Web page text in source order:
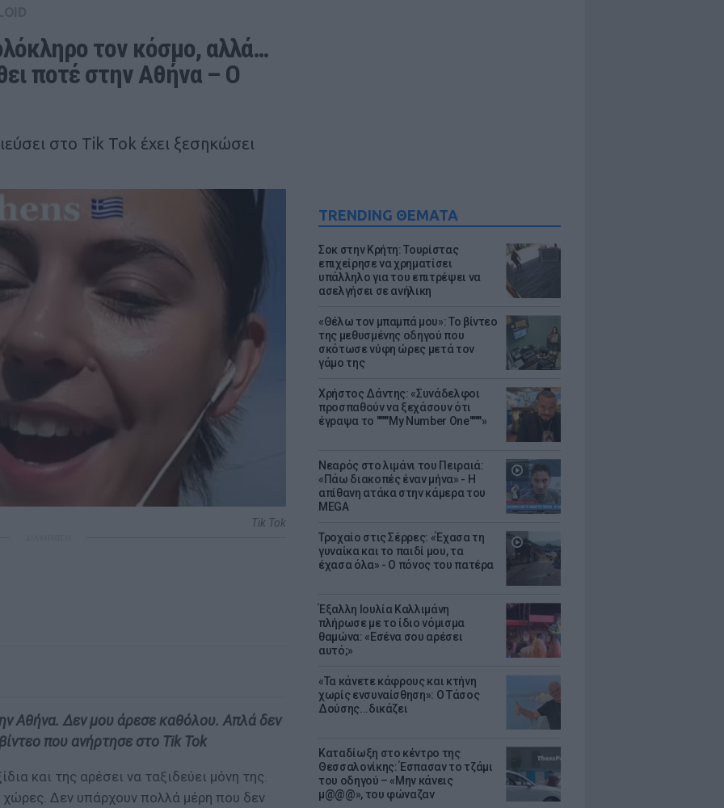
TRENDING ΘΕΜΑΤΑ
Σοκ στην Κρήτη: Τουρίστας
επιχείρησε να χρηματίσει
υπάλληλο για του επιτρέψει να
ασελγήσει σε ανήλικη
«Θέλω τον μπαμπά μου»: Το βίντεο
της μεθυσμένης οδηγού που
σκότωσε νύφη ώρες μετά τον
γάμο της
Χρήστος Δάντης: «Συνάδελφοι
προσπαθούν να ξεχάσουν ότι
έγραψα το """"My Number One""""»
Νεαρός στο λιμάνι του Πειραιά:
«Πάω διακοπές έναν μήνα» - Η
απίθανη ατάκα στην κάμερα του
MEGA
Τροχαίο στις Σέρρες: «Έχασα τη
γυναίκα και το παιδί μου, τα
έχασα όλα» - Ο πόνος του πατέρα
Έξαλλη Ιουλία Καλλιμάνη
πλήρωσε με το ίδιο νόμισμα
θαμώνα: «Εσένα σου αρέσει
αυτό;»
«Τα κάνετε κάφρους και κτήνη
χωρίς ενσυναίσθηση»: Ο Τάσος
Δούσης...δικάζει
Καταδίωξη στο κέντρο της
Θεσσαλονίκης: Έσπασαν το τζάμι
του οδηγού – «Μην κάνεις
μ@@@», του φώναζαν
τον κόσμο, αλλά…
ποτέ στην Αθήνα – Ο
στο Tik Tok έχει ξεσηκώσει
Tik Tok
Αθήνα. Δεν μου άρεσε καθόλου. Απλά δεν
που ανήρτησε στο Tik Tok
και της αρέσει να ταξιδεύει μόνη της.
Δεν υπάρχουν πολλά μέρη που δεν